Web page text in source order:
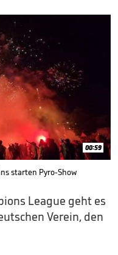
00:59
starten Pyro-Show
League geht es
Verein, den